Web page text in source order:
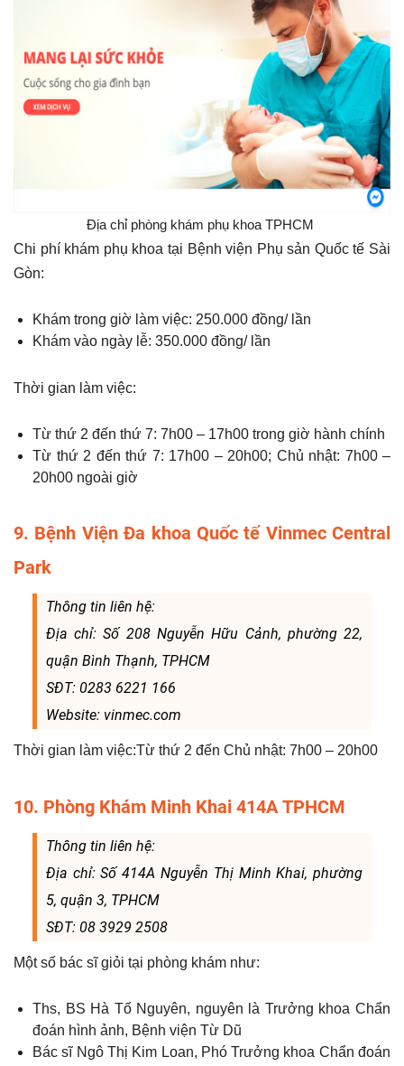
Địa chỉ phòng khám phụ khoa TPHCM
Chi phí khám phụ khoa tại Bệnh viện Phụ sản Quốc tế Sài
Gòn:
Khám trong giờ làm việc: 250.000 đồng/ lần
Khám vào ngày lễ: 350.000 đồng/ lần
Thời gian làm việc:
Từ thứ 2 đến thứ 7: 7h00 – 17h00 trong giờ hành chính
Từ thứ 2 đến thứ 7: 17h00 – 20h00; Chủ nhật: 7h00 –
20h00 ngoài giờ
9. Bệnh Viện Đa khoa Quốc tế Vinmec Central
Park
Thông tin liên hệ:
Địa chỉ: Số 208 Nguyễn Hữu Cảnh, phường 22,
quận Bình Thạnh, TPHCM
SĐT: 0283 6221 166
Website: vinmec.com
Thời gian làm việc:Từ thứ 2 đến Chủ nhật: 7h00 – 20h00
10. Phòng Khám Minh Khai 414A TPHCM
Thông tin liên hệ:
Địa chỉ: Số 414A Nguyễn Thị Minh Khai, phường
5, quận 3, TPHCM
SĐT: 08 3929 2508
Một số bác sĩ giỏi tại phòng khám như:
Ths, BS Hà Tố Nguyên, nguyên là Trưởng khoa Chẩn
đoán hình ảnh, Bệnh viện Từ Dũ
Bác sĩ Ngô Thị Kim Loan, Phó Trưởng khoa Chẩn đoán